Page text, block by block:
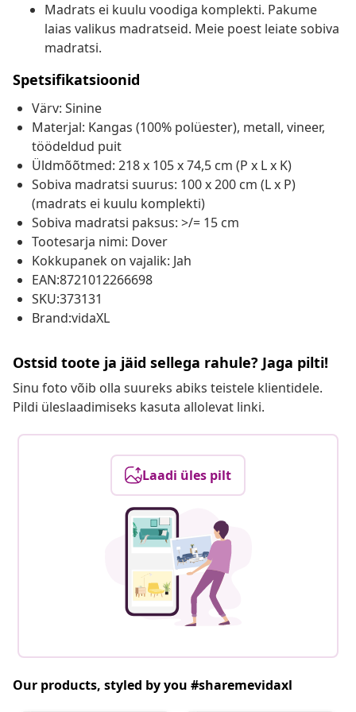
Madrats ei kuulu voodiga komplekti. Pakume
laias valikus madratseid. Meie poest leiate sobiva
madratsi.
Spetsifikatsioonid
Värv: Sinine
Materjal: Kangas (100% polüester), metall, vineer,
töödeldud puit
Üldmõõtmed: 218 x 105 x 74,5 cm (P x L x K)
Sobiva madratsi suurus: 100 x 200 cm (L x P)
(madrats ei kuulu komplekti)
Sobiva madratsi paksus: >/= 15 cm
Tootesarja nimi: Dover
Kokkupanek on vajalik: Jah
EAN:8721012266698
SKU:373131
Brand:vidaXL
Ostsid toote ja jäid sellega rahule? Jaga pilti!
Sinu foto võib olla suureks abiks teistele klientidele.
Pildi üleslaadimiseks kasuta allolevat linki.
Laadi üles pilt
Our products, styled by you #sharemevidaxl